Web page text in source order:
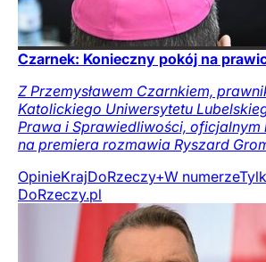
Czarnek: Konieczny pokój na
Z Przemysławem Czarnkiem,
Katolickiego Uniwersytetu
Prawa i Sprawiedliwości, oficjalnym
na premiera rozmawia Ryszard
OpinieKrajDoRzeczy+W numerze
DoRzeczy.pl